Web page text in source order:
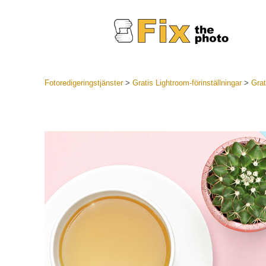
Best Deal
Mobila
Fotoredigeringstjänster> Gratis Lightroom-förinställningar>